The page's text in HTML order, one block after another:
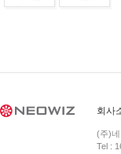
회사
(주)
Tel :